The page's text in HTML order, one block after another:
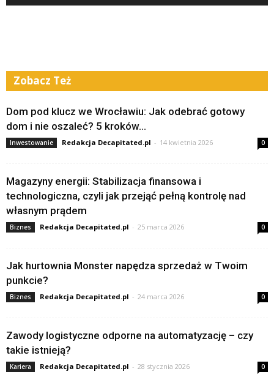
Zobacz Też
Dom pod klucz we Wrocławiu: Jak odebrać gotowy
dom i nie oszaleć? 5 kroków...
Inwestowanie Redakcja Decapitated.pl - 14 kwietnia 2026 0
Magazyny energii: Stabilizacja finansowa i
technologiczna, czyli jak przejąć pełną kontrolę nad
własnym prądem
Biznes Redakcja Decapitated.pl - 25 marca 2026 0
Jak hurtownia Monster napędza sprzedaż w Twoim
punkcie?
Biznes Redakcja Decapitated.pl - 24 marca 2026 0
Zawody logistyczne odporne na automatyzację – czy
takie istnieją?
Kariera Redakcja Decapitated.pl - 28 stycznia 2026 0